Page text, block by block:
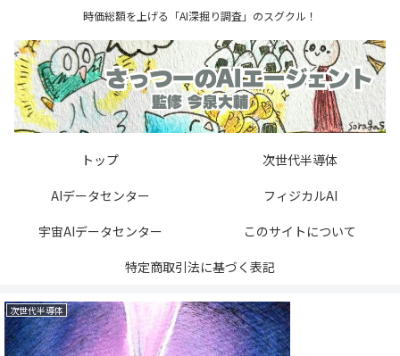
時価総額を上げる「AI深掘り調査」のスグクル！
トップ
次世代半導体
AIデータセンター
フィジカルAI
宇宙AIデータセンター
このサイトについて
特定商取引法に基づく表記
次世代半導体